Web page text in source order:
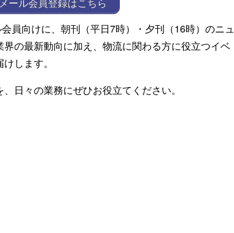
員向けに、朝刊（平日7時）・夕刊（16時）のニュ
の最新動向に加え、物流に関わる方に役立つイベ
します。
日々の業務にぜひお役立てください。